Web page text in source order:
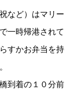
など）はマリー
一時帰港されて
すかお弁当を持
到着の１０分前